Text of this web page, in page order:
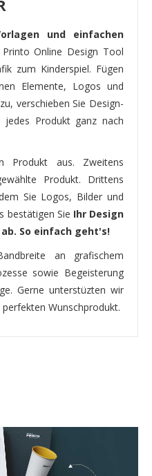
und einfachen
Online Design Tool
zum Kinderspiel. Fügen
Elemente, Logos und
verschieben Sie Design-
jedes Produkt ganz nach
Produkt aus. Zweitens
Produkt. Drittens
Sie Logos, Bilder und
bestätigen Sie Ihr Design
So einfach geht's!
an grafischem
sowie Begeisterung
Gerne unterstüzten wir
Wunschprodukt.